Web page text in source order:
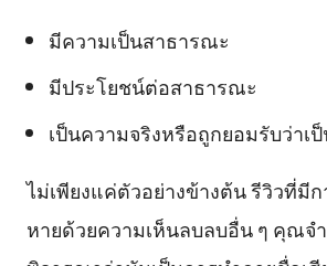
มีความเป็นสาธารณะ
มีประโยชน์ต่อสาธารณะ
เป็นความจริงหรือถูกยอมรับว่าเ
ไม่เพียงแค่ตัวอย่างข้างต้น รีวิวที่มี
หายด้วยความเห็นลบลบอื่น ๆ คุณจ